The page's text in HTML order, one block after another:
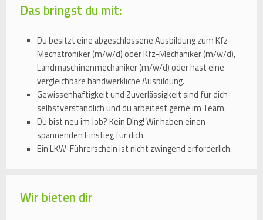
Das bringst du mit:
Du besitzt eine abgeschlossene Ausbildung zum Kfz-
Mechatroniker (m/w/d) oder Kfz-Mechaniker (m/w/d),
Landmaschinenmechaniker (m/w/d) oder hast eine
vergleichbare handwerkliche Ausbildung.
Gewissenhaftigkeit und Zuverlässigkeit sind für dich
selbstverständlich und du arbeitest gerne im Team.
Du bist neu im Job? Kein Ding! Wir haben einen
spannenden Einstieg für dich.
Ein LKW-Führerschein ist nicht zwingend erforderlich.
Wir bieten dir